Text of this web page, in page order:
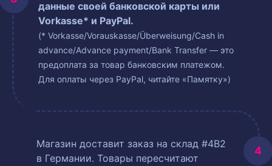
данные своей банковской карты или
Vorkasse* и PayPal.
(* Vorkasse/Vorauskasse/Überweisung/Cash in
advance/Advance payment/Bank Transfer — это
предоплата за товар банковским платежом.
Для оплаты через PayPal, читайте «Памятку»)
Магазин доставит заказ на склад #4B2
в Германии. Товары пересчитают